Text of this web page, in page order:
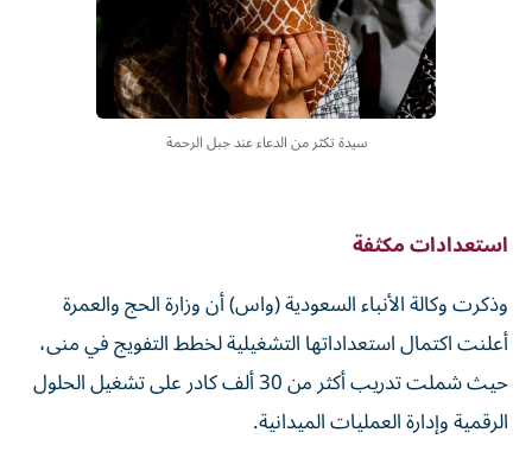
سيدة تكثر من الدعاء عند جبل الرحمة
​استعدادات مكثفة
وذكرت وكالة الأنباء السعودية (واس) أن وزارة الحج والعمرة
أعلنت اكتمال استعداداتها التشغيلية لخطط التفويج في منى،
‌حيث شملت تدريب أكثر من 30 ألف كادر على تشغيل الحلول
الرقمية وإدارة العمليات الميدانية.